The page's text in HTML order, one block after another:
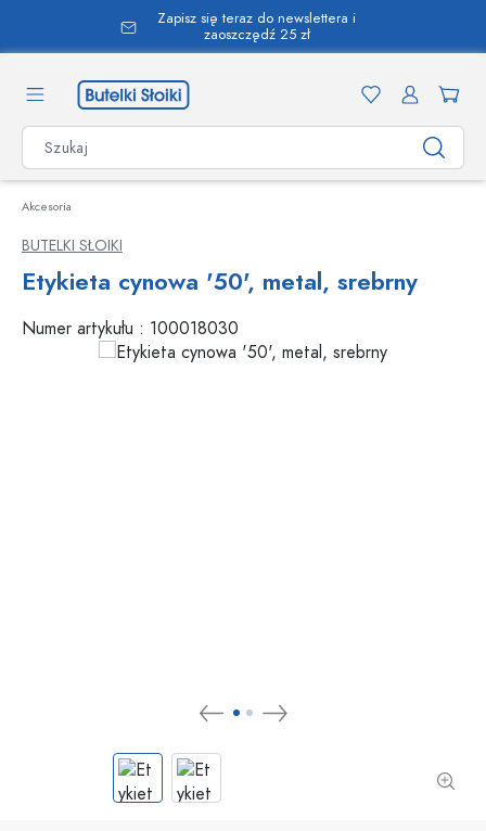
zawartości
Zapisz się teraz do newslettera i
zaoszczędź 25 zł
Akcesoria
BUTELKI SŁOIKI
Etykieta cynowa '50', metal, srebrny
Numer artykułu : 100018030